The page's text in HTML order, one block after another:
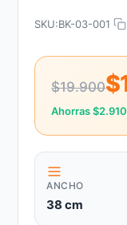
SKU:BK-03-001
$19.900
Ahorras
ANCHO
38 cm